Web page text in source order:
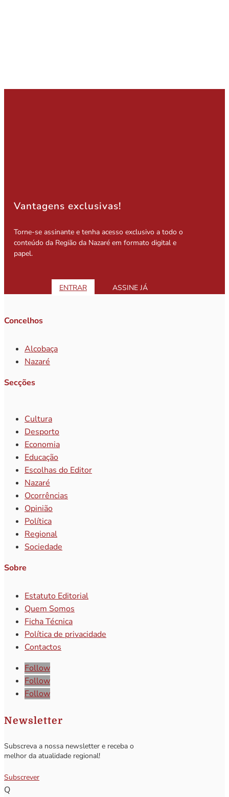
Vantagens exclusivas!
Torne-se assinante e tenha acesso exclusivo a todo o
conteúdo da Região da Nazaré em formato digital e
papel.
ENTRAR ASSINE JÁ
Concelhos
Alcobaça
Nazaré
Secções
Cultura
Desporto
Economia
Educação
Escolhas do Editor
Nazaré
Ocorrências
Opinião
Política
Regional
Sociedade
Sobre
Estatuto Editorial
Quem Somos
Ficha Técnica
Política de privacidade
Contactos
Follow
Follow
Follow
Newsletter
Subscreva a nossa newsletter e receba o
melhor da atualidade regional!
Subscrever
Q